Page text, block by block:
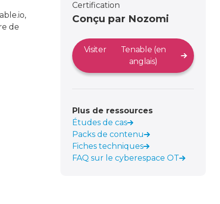
de
Certification
Conçu par Nozomi
Visiter
Tenable (en
anglais)
Plus de ressources
Études de cas
Packs de contenu
Fiches techniques
FAQ sur le cyberespace OT